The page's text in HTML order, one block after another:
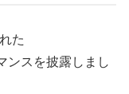
た
ンスを披露しまし